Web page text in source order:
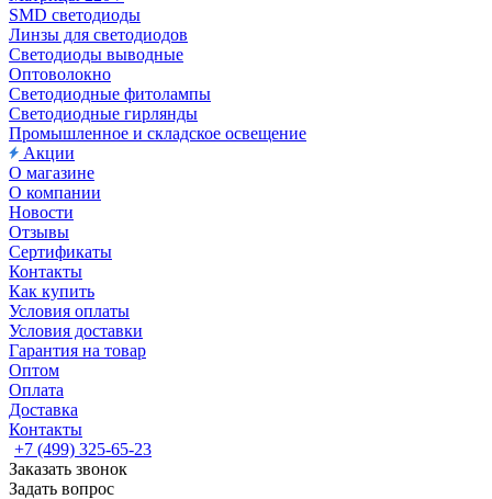
SMD светодиоды
Линзы для светодиодов
Светодиоды выводные
Оптоволокно
Светодиодные фитолампы
Светодиодные гирлянды
Промышленное и складское освещение
Акции
О магазине
О компании
Новости
Отзывы
Сертификаты
Контакты
Как купить
Условия оплаты
Условия доставки
Гарантия на товар
Оптом
Оплата
Доставка
Контакты
+7 (499) 325-65-23
Заказать звонок
Задать вопрос